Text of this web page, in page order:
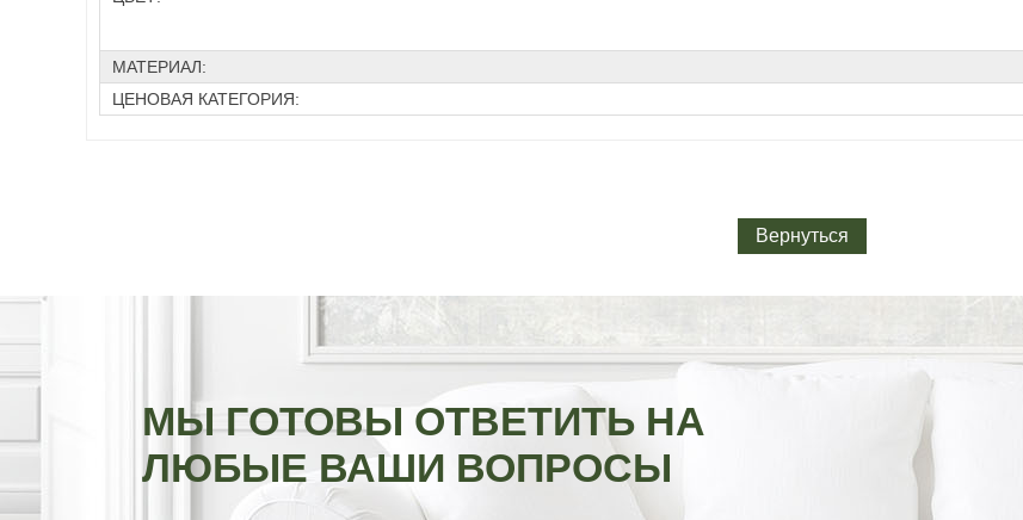
МАТЕРИАЛ:
ЦЕНОВАЯ КАТЕГОРИЯ:
Вернуться
МЫ ГОТОВЫ ОТВЕТИТЬ НА
ЛЮБЫЕ ВАШИ ВОПРОСЫ